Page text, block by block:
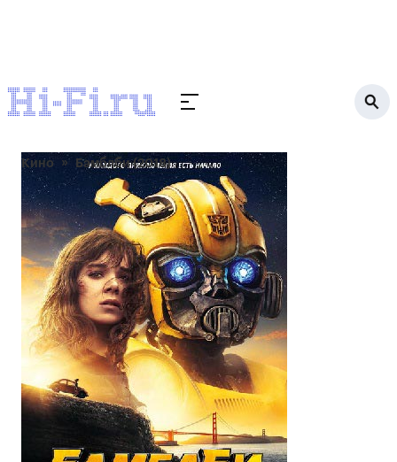
Кино Бамблби (2018)